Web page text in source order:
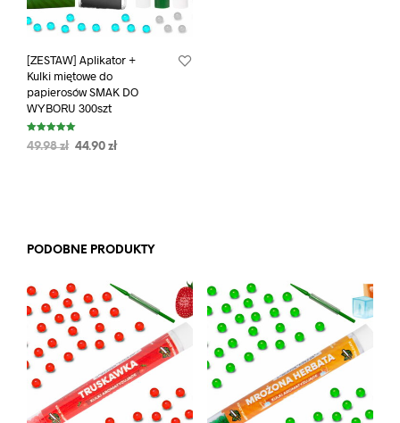
[ZESTAW] Aplikator +
Kulki miętowe do
papierosów SMAK DO
WYBORU 300szt
Oceniono
5.00
49.98zł 44.90 zł
PODOBNE PRODUKTY